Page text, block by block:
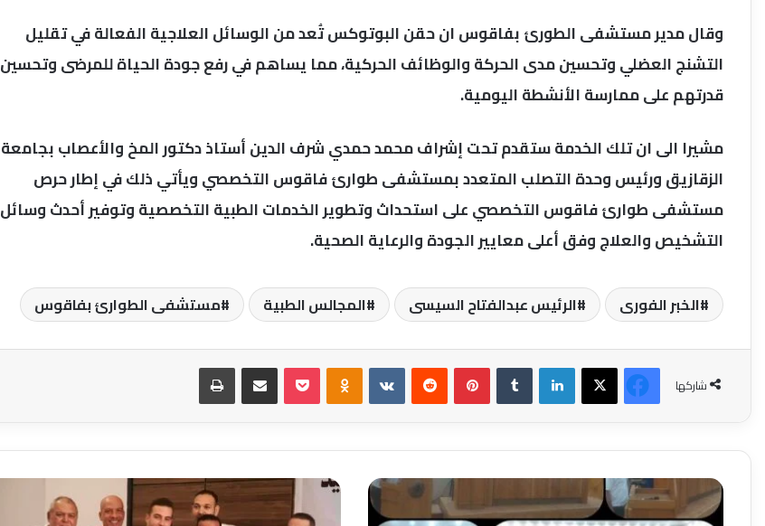
وقال مدير مستشفى الطورئ بفاقوس ان حقن البوتوكس تُعد من الوسائل العلاجية الفعالة في تقليل
التشنج العضلي وتحسين مدى الحركة والوظائف الحركية، مما يساهم في رفع جودة الحياة للمرضى وتحسين
قدرتهم على ممارسة الأنشطة اليومية.
مشيرا الى ان تلك الخدمة ستقدم تحت إشراف محمد حمدي شرف الدين أستاذ دكتور المخ والأعصاب بجامعة
الزقازيق ورئيس وحدة التصلب المتعدد بمستشفى طوارئ فاقوس التخصصي ويأتي ذلك في إطار حرص
مستشفى طوارئ فاقوس التخصصي على استحداث وتطوير الخدمات الطبية التخصصية وتوفير أحدث وسائل
التشخيص والعلاج وفق أعلى معايير الجودة والرعاية الصحية.
الخبر الفورى الرئيس عبدالفتاح السيسى المجالس الطبية مستشفى الطوارئ بفاقوس
شاركها
فيسبوك‫X لينكدإن بينتيريست Odnoklassniki
‫Pocket مشاركة عبر البريد طباعة
"الأسرة
نواة
بنغازي